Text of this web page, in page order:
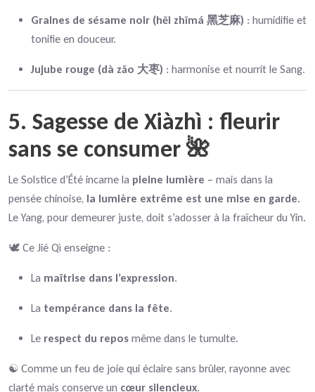
Graines de sésame noir (hēi zhīmá 黑芝麻) : humidifie et
tonifie en douceur.
Jujube rouge (dà zǎo 大枣) : harmonise et nourrit le Sang.
5. Sagesse de Xiàzhì : fleurir
sans se consumer 🌺
Le Solstice d’Été incarne la pleine lumière – mais dans la
pensée chinoise, la lumière extrême est une mise en garde.
Le Yang, pour demeurer juste, doit s’adosser à la fraîcheur du Yin.
🕊️ Ce Jié Qì enseigne :
La maîtrise dans l’expression.
La tempérance dans la fête.
Le respect du repos même dans le tumulte.
☯️ Comme un feu de joie qui éclaire sans brûler, rayonne avec
clarté mais conserve un cœur silencieux.